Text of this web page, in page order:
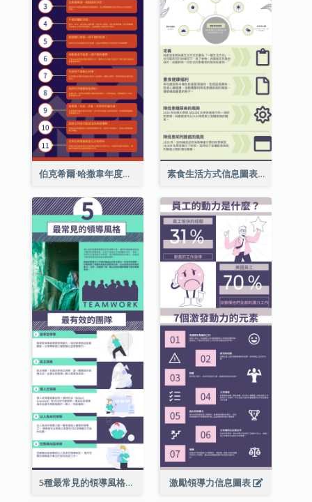
伯克希爾·哈撒韋年度股東大會的11個要點 素食生活方式信息圖表
5種最常見的領導風格信息圖表 激勵領導力信息圖表